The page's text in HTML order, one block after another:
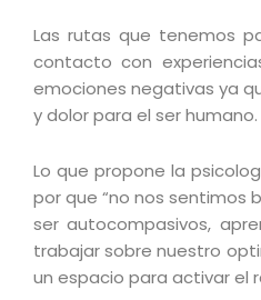
Las rutas que tenemos
contacto con
emociones negativas ya
y dolor para el ser humano.
Lo que propone la
por que “no nos sentimos
ser autocompasivos,
trabajar sobre nuestro
un espacio para activar el